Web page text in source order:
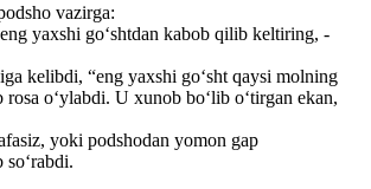
vazirga:
yaxshi go‘shtdan kabob qilib keltiring, -
kelibdi, “eng yaxshi go‘sht qaysi molning
rosa o‘ylabdi. U xunob bo‘lib o‘tirgan ekan,
yoki podshodan yomon gap